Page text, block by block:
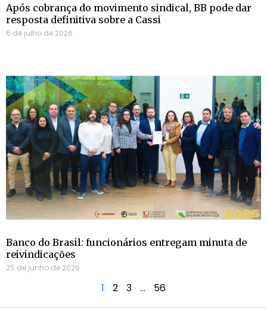
Após cobrança do movimento sindical, BB pode dar
resposta definitiva sobre a Cassi
6 de julho de 2026
Banco do Brasil: funcionários entregam minuta de
reivindicações
25 de junho de 2026
1 2 3 … 56